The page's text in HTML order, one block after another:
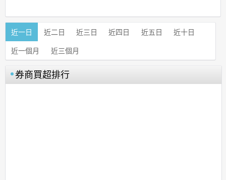
近一日 近二日 近三日 近四日 近五日 近十日
近一個月 近三個月
券商買超排行